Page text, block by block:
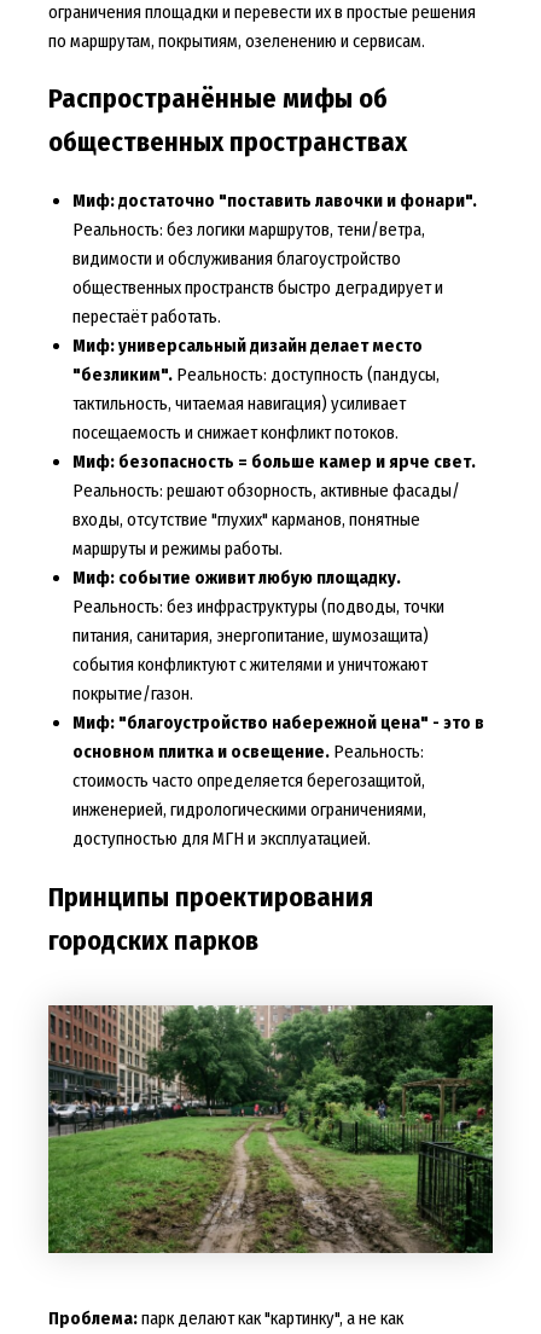
ограничения площадки и перевести их в простые решения
по маршрутам, покрытиям, озеленению и сервисам.
Распространённые мифы об
общественных пространствах
Миф: достаточно "поставить лавочки и фонари".
Реальность: без логики маршрутов, тени/ветра,
видимости и обслуживания благоустройство
общественных пространств быстро деградирует и
перестаёт работать.
Миф: универсальный дизайн делает место
"безликим".Реальность: доступность (пандусы,
тактильность, читаемая навигация) усиливает
посещаемость и снижает конфликт потоков.
Миф: безопасность = больше камер и ярче свет.
Реальность: решают обзорность, активные фасады/
входы, отсутствие "глухих" карманов, понятные
маршруты и режимы работы.
Миф: событие оживит любую площадку.
Реальность: без инфраструктуры (подводы, точки
питания, санитария, энергопитание, шумозащита)
события конфликтуют с жителями и уничтожают
покрытие/газон.
Миф: "благоустройство набережной цена" - это в
основном плитка и освещение.Реальность:
стоимость часто определяется берегозащитой,
инженерией, гидрологическими ограничениями,
доступностью для МГН и эксплуатацией.
Принципы проектирования
городских парков
Проблема:парк делают как "картинку", а не как